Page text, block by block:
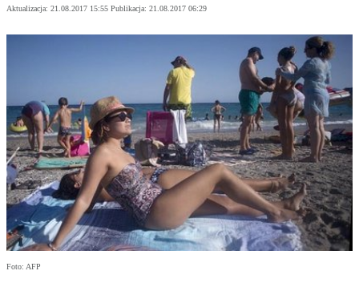
Aktualizacja: 21.08.2017 15:55 Publikacja: 21.08.2017 06:29
Foto: AFP